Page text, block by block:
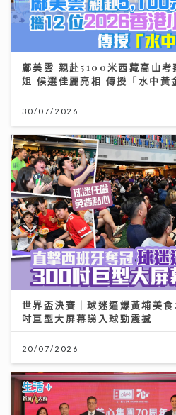
30/07/2026
世界盃決賽｜球迷逼爆黃埔美
吋巨型大屏幕睇入球勁震撼
20/07/2026